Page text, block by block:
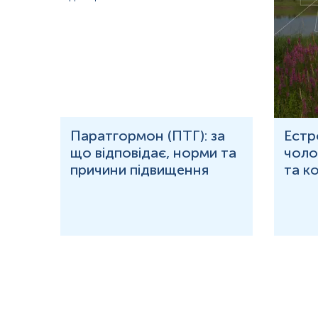
гемостазу, гострофазовий білок, що бере участь у згортанні
Печінка — основне місце
Захворювання, що призводять до загибелі гепатоцитів або
гепатити, токсичні ураження печінки, гостра печінкова
Дисеміноване внутрішньосудинне згортання (ДВЗ-синдром).На
онкологічних процесів, гемотрансфузійних ускладнень або
згортальна система, що призводить до споживання
Сепсис та інші тяжкі інфекції. У початковій фазі можливе
гострофазового білка, однак при прогресуванні процесу,
синдрому або печінкової недостатності, рівень значно
Паратгормон (ПТГ): за
що відповідає, норми та
причини підвищення
та